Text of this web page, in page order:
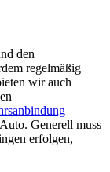
den
regelmäßig
wir auch
Generell muss
erfolgen,